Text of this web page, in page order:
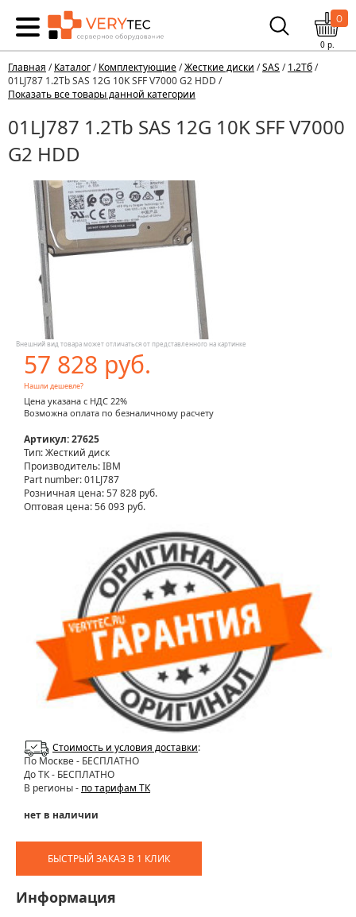
0
0р.
Главная /Каталог/Комплектующие/Жесткие диски /SAS /1.2Тб/
01LJ787 1.2Tb SAS 12G 10K SFF V7000 G2 HDD /
Показать все товары данной категории
01LJ787 1.2Tb SAS 12G 10K SFF V7000
G2 HDD
Внешний вид товара может отличаться от представленного на картинке
57 828 руб.
Нашли дешевле?
Цена указана с НДС 22%
Возможна оплата по безналичному расчету
Артикул: 27625
Тип: Жесткий диск
Производитель: IBM
Part number: 01LJ787
Розничная цена:57 828 руб.
Оптовая цена: 56 093 руб.
Стоимость и условия доставки:
По Москве- БЕСПЛАТНО
До ТК - БЕСПЛАТНО
В регионы - по тарифам ТК
нет в наличии
БЫСТРЫЙ ЗАКАЗ В 1 КЛИК
Информация